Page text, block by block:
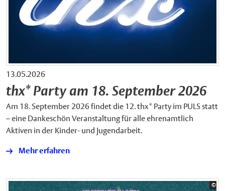
13.05.2026
thx* Party am 18. September 2026
Am 18. September 2026 findet die 12. thx* Party im PULS statt
– eine Dankeschön Veranstaltung für alle ehrenamtlich
Aktiven in der Kinder- und Jugendarbeit.
Mehr erfahren
©